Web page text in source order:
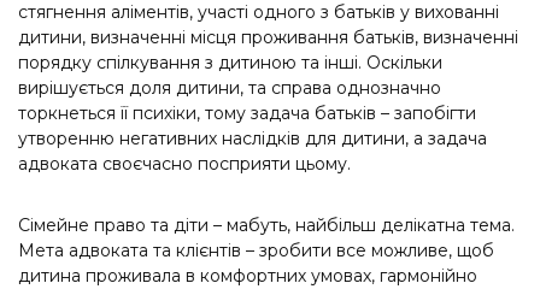
стягнення аліментів, участі одного з батьків у вихованні
дитини, визначенні місця проживання батьків, визначенні
порядку спілкування з дитиною та інші. Оскільки
вирішується доля дитини, та справа однозначно
торкнеться її психіки, тому задача батьків – запобігти
утворенню негативних наслідків для дитини, а задача
адвоката своєчасно посприяти цьому.
Сімейне право та діти – мабуть, найбільш делікатна тема.
Мета адвоката та клієнтів – зробити все можливе, щоб
дитина проживала в комфортних умовах, гармонійно